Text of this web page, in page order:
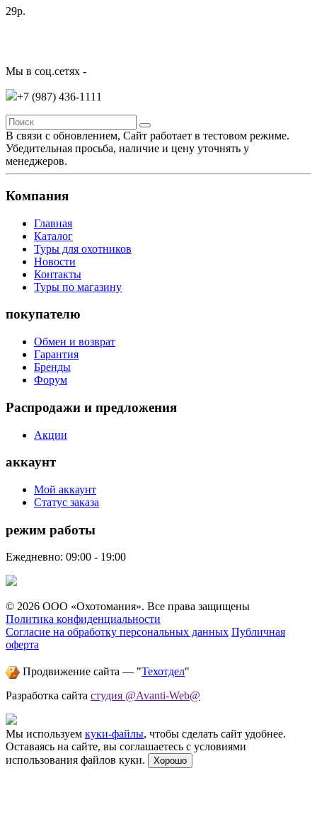
29р.
Мы в соц.сетях -
+7 (987) 436-1111
В связи с обновлением, Сайт работает в тестовом режиме.
Убедительная просьба, наличие и цену уточнять у
менеджеров.
Компания
Главная
Каталог
Туры для охотников
Новости
Контакты
Туры по магазину
покупателю
Обмен и возврат
Гарантия
Бренды
Форум
Распродажи и предложения
Акции
аккаунт
Мой аккаунт
Статус заказа
режим работы
Ежедневно: 09:00 - 19:00
© 2026 ООО «Охотомания». Все права защищены
Политика конфиденциальности
Согласие на обработку персональных данных Публичная
оферта
Продвижение сайта — "Техотдел"
Разработка сайта студия @Avanti-Web@
Мы используем куки-файлы, чтобы сделать сайт удобнее.
Оставаясь на сайте, вы соглашаетесь с условиями
использования файлов куки.
Хорошо